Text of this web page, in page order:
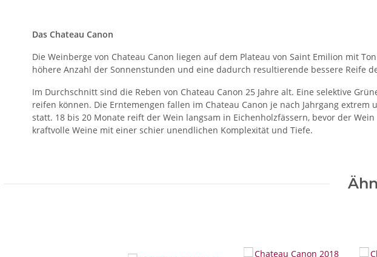
Das Chateau Canon
Die Weinberge von Chateau Canon liegen auf dem Plateau von Saint Emilion mit
höhere Anzahl der Sonnenstunden und eine dadurch resultierende bessere Reife
Im Durchschnitt sind die Reben von Chateau Canon 25 Jahre alt. Eine selektive
reifen können. Die Erntemengen fallen im Chateau Canon je nach Jahrgang
statt. 18 bis 20 Monate reift der Wein langsam in Eichenholzfässern, bevor der
kraftvolle Weine mit einer schier unendlichen Komplexität und Tiefe.